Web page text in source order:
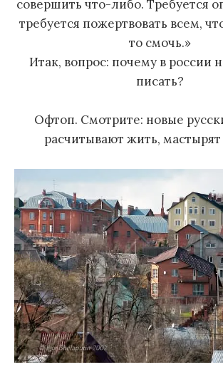
совершить что-либо. Требуется
требуется пожертвовать всем,
то смочь.»
Итак, вопрос: почему в россии
писать?
Офтоп. Смотрите: новые
расчитывают жить, мастырят